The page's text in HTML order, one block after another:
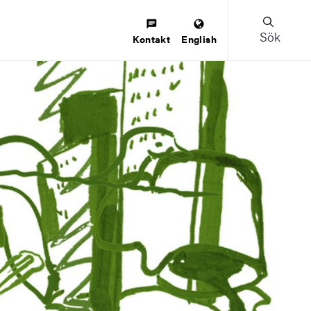
Kontakt English Sök